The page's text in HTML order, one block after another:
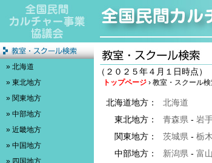
（２０２５年４月１日時点）
トップページ › 教室・スクール
北海道地方：
北海道
東北地方：
青森県 - 岩
関東地方：
茨城県 - 栃
中部地方：
新潟県 - 富
» 北海道
» 東北地方
» 関東地方
» 中部地方
» 近畿地方
» 中国地方
» 四国地方